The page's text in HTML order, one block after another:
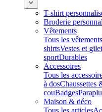
T-shirt
Broderie
Vêtements
Tous les vêtements
shirtsVestes et
sportDurables
Accessoires
Tous les
à dosChaussettes
couBadges
Maison & déco